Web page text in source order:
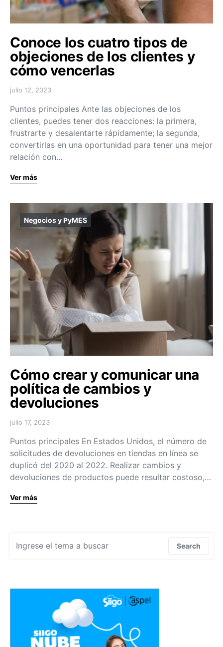
Conoce los cuatro tipos de
objeciones de los clientes y
cómo vencerlas
julio 12, 2023
Puntos principales Ante las objeciones de los
clientes, puedes tener dos reacciones: la primera,
frustrarte y desalentarte rápidamente; la segunda,
convertirlas en una oportunidad para tener una mejor
relación con…
Ver más
Negocios y PyMES
Cómo crear y comunicar una
política de cambios y
devoluciones
julio 17, 2023
Puntos principales En Estados Unidos, el número de
solicitudes de devoluciones en tiendas en línea se
duplicó del 2020 al 2022. Realizar cambios y
devoluciones de productos puede resultar costoso,…
Ver más
Search